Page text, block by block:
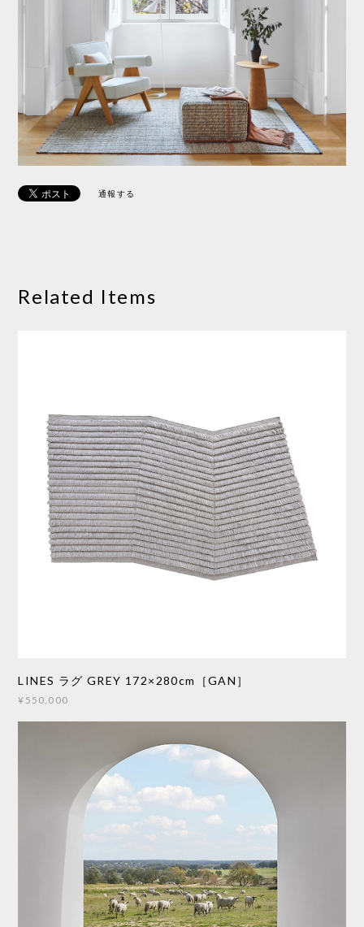
通報する
Related Items
LINES ラグ GREY 172×280cm［GAN］
¥550,000